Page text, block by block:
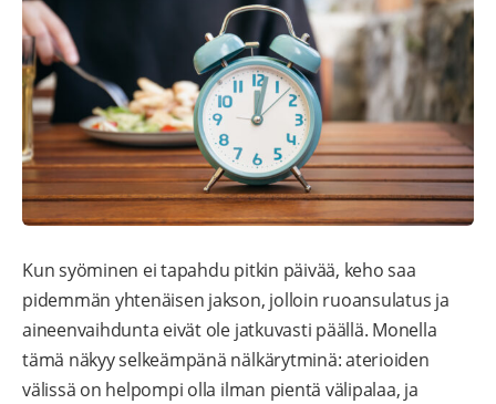
Kun syöminen ei tapahdu pitkin päivää, keho saa
pidemmän yhtenäisen jakson, jolloin ruoansulatus ja
aineenvaihdunta eivät ole jatkuvasti päällä. Monella
tämä näkyy selkeämpänä nälkärytminä: aterioiden
välissä on helpompi olla ilman pientä välipalaa, ja